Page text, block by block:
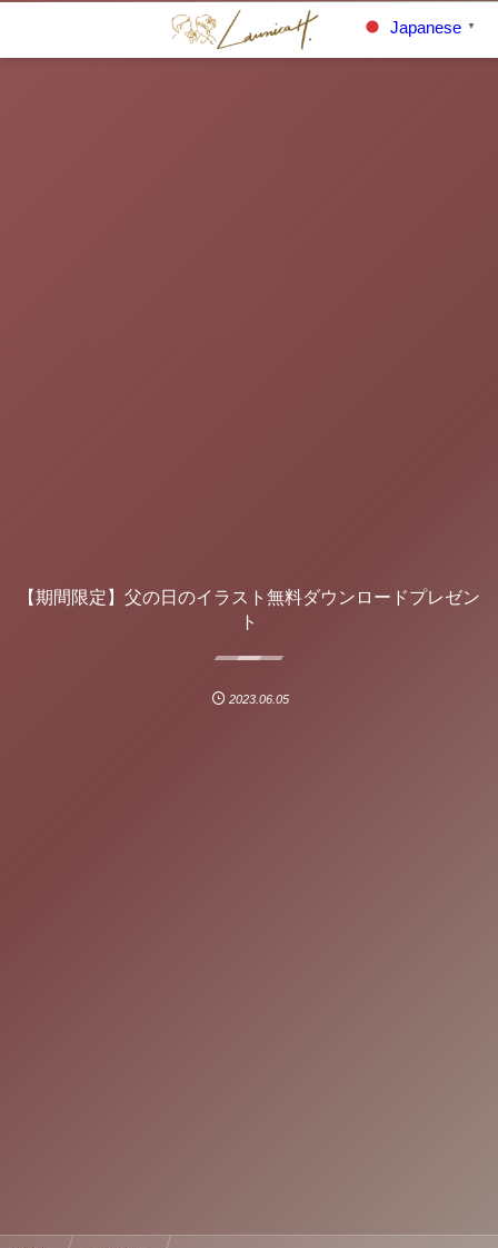
【期間限定】父の日のイラスト無料ダウンロードプレゼン
ト
2023.06.05
Japanese ▼